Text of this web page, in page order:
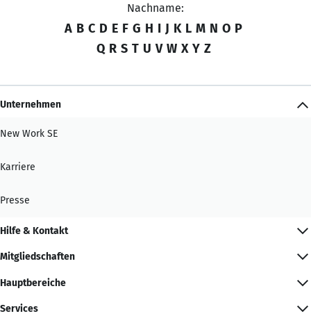
Nachname:
A B C D E F G H I J K L M N O P
Q R S T U V W X Y Z
Unternehmen
New Work SE
Karriere
Presse
Hilfe & Kontakt
Mitgliedschaften
Hauptbereiche
Services